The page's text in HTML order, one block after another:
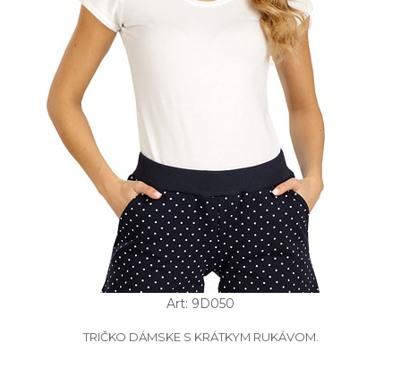
Art: 9D050
TRIČKO DÁMSKE S KRÁTKYM RUKÁVOM.